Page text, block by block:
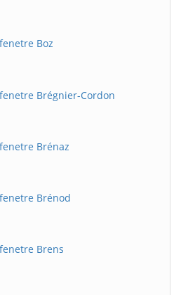
Boz
Brégnier-Cordon
Brénaz
Brénod
Brens